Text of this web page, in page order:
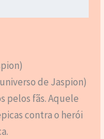
de Jaspion)
pelos fãs. Aquele
contra o herói